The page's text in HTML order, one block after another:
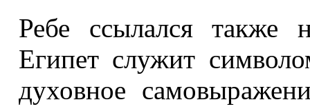
Ребе ссылался также
Египет служит
духовное